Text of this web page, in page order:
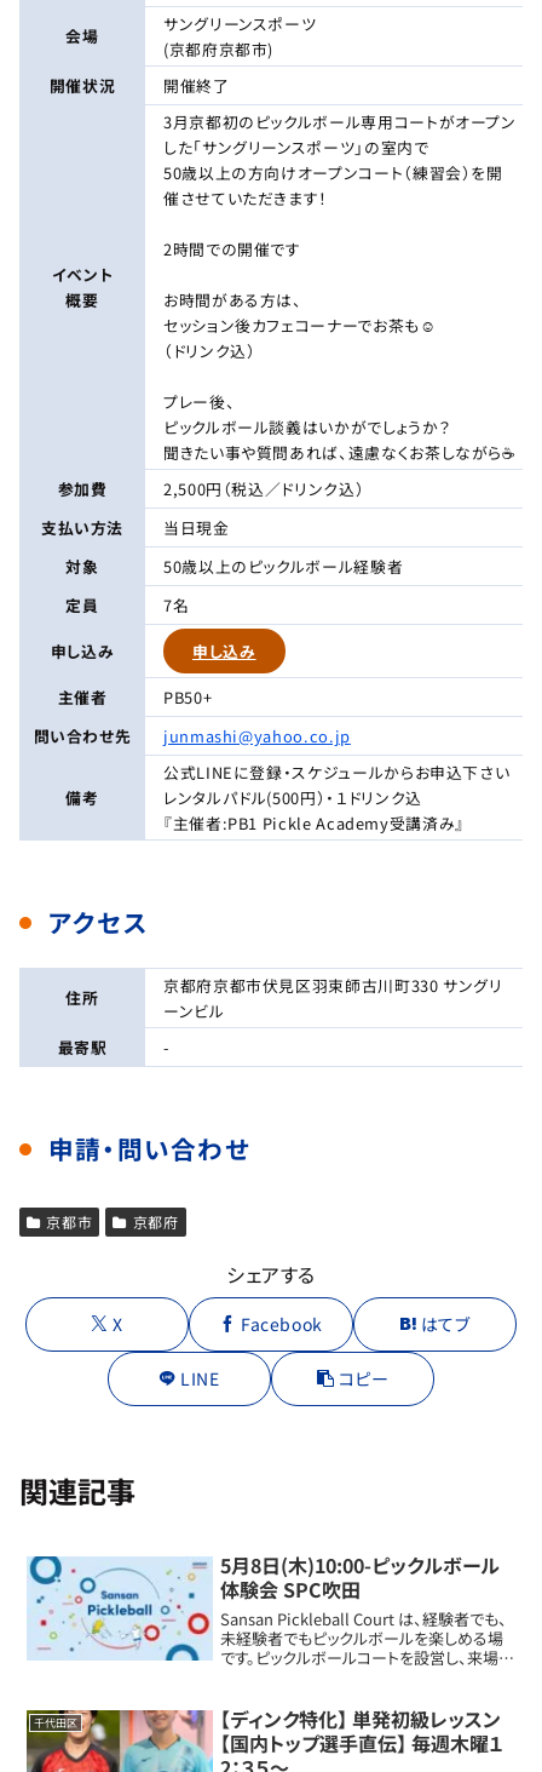
会場
サングリーンスポーツ
(京都府京都市)
開催状況
開催終了
イベント
概要
3月京都初のピックルボール専用コートがオープン
した「サングリーンスポーツ」の室内で
50歳以上の方向けオープンコート（練習会）を開
催させていただきます！
2時間での開催です
お時間がある方は、
セッション後カフェコーナーでお茶も☺️
（ドリンク込）
プレー後、
ピックルボール談義はいかがでしょうか？
聞きたい事や質問あれば、遠慮なくお茶しながら☕️
参加費
2,500円（税込／ドリンク込）
支払い方法
当日現金
対象
50歳以上のピックルボール経験者
定員
7名
申し込み
申し込み
主催者
PB50+
問い合わせ先
junmashi@yahoo.co.jp
備考
公式LINEに登録・スケジュールからお申込下さい
レンタルパドル(500円）・１ドリンク込
『主催者:PB1 Pickle Academy受講済み』
アクセス
住所
京都府京都市伏見区羽束師古川町330 サングリ
ーンビル
最寄駅
-
申請・問い合わせ
京都市 京都府
シェアする
X Facebook はてブ
LINE コピー
関連記事
5月8日(木)10:00-ピックルボール
体験会 SPC吹田
Sansan Pickleball Court は、経験者でも、
未経験者でもピックルボールを楽しめる場
です。ピックルボールコートを設営し、来場さ
い方、何か始めてみ...
千代田区
【ディンク特化】 単発初級レッスン
【国内トップ選手直伝】 毎週木曜１